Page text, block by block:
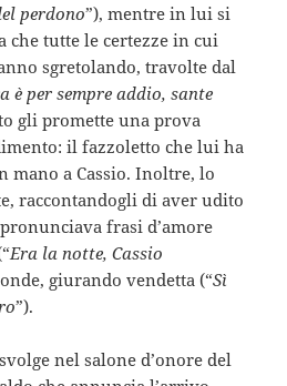
perdono”), mentre in lui si
che tutte le certezze in cui
sgretolando, travolte dal
è per sempre addio, sante
gli promette una prova
il fazzoletto che lui ha
mano a Cassio. Inoltre, lo
raccontandogli di aver udito
frasi d’amore
Era la notte, Cassio
giurando vendetta (“Sì
”).
nel salone d’onore del